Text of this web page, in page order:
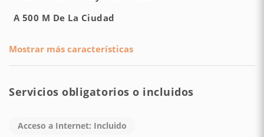
horas se aplica un suplemento de € 30. Para las llegadas a
• Salida: antes de las 10:00.
• Tasa de estancia: a pagar a la llegada, €2,5 por persona por
• Estacionamiento no disponible en el lugar.
A 500 M De La Ciudad
Mostrar más características
Servicios obligatorios o incluidos
Acceso a Internet: Incluido